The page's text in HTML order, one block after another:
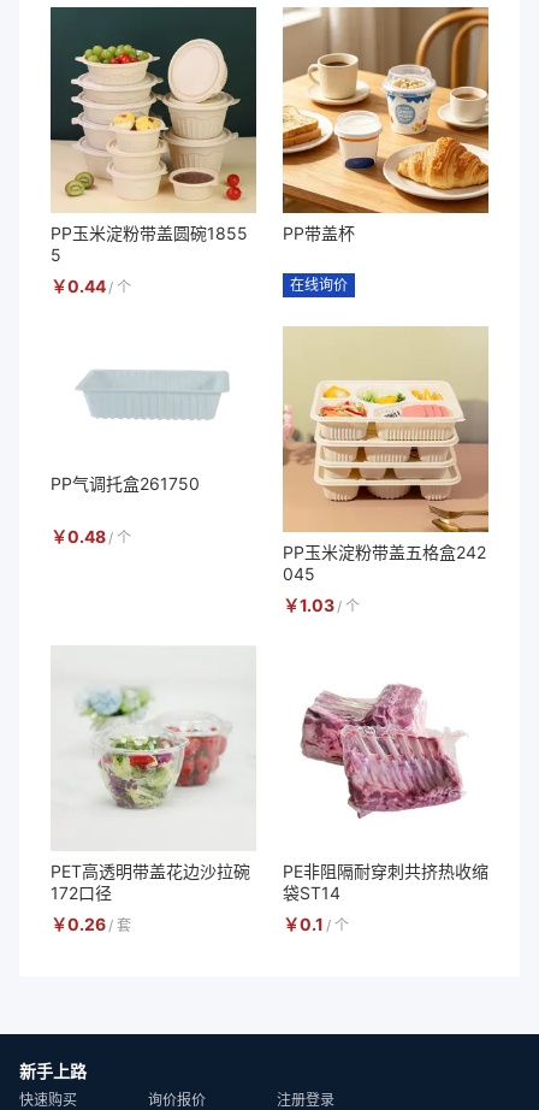
PP玉米淀粉带盖圆碗1855
5
￥0.44 / 个
PP带盖杯
在线询价
PP气调托盒261750
￥0.48 / 个
PP玉米淀粉带盖五格盒242
045
￥1.03 / 个
PET高透明带盖花边沙拉碗
172口径
￥0.26 / 套
PE非阻隔耐穿刺共挤热收缩
袋ST14
￥0.1 / 个
新手上路
快速购买 询价报价 注册登录